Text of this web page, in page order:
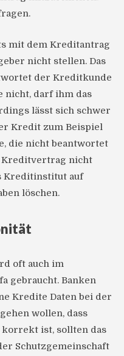
mit dem Kreditantrag
nicht stellen. Das
der Kreditkunde
nicht, darf ihm das
lässt sich schwer
Kredit zum Beispiel
die nicht beantwortet
Kreditvertrag nicht
Kreditinstitut auf
löschen.
oft auch im
gebraucht. Banken
Kredite Daten bei der
wollen, dass
ist, sollten das
Schutzgemeinschaft